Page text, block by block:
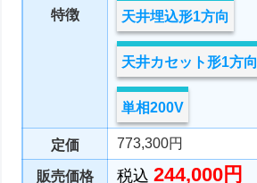
特徴 天井埋込形1方向
天井カセット形1方向
単相200V
定価 773,300円
販売価格 税込244,000円